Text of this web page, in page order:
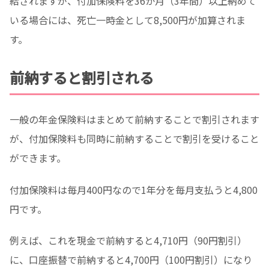
いる場合には、死亡一時金として8,500円が加算されま
す。
前納すると割引される
一般の年金保険料はまとめて前納することで割引されます
が、付加保険料も同時に前納することで割引を受けること
ができます。
付加保険料は毎月400円なので1年分を毎月支払うと4,800
円です。
例えば、これを現金で前納すると4,710円（90円割引）
に、口座振替で前納すると4,700円（100円割引）になり